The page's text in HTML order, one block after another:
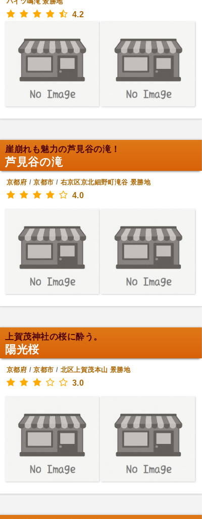
4.2
崖崩れも魅力の芦見谷の滝！
芦見谷の滝
京都府 /京都市 / 右京区京北細野町滝谷 景勝地
4.0
上賀茂神社の桜に酔う。
陽光桜
京都府 /京都市 / 北区上賀茂本山 景勝地
3.0